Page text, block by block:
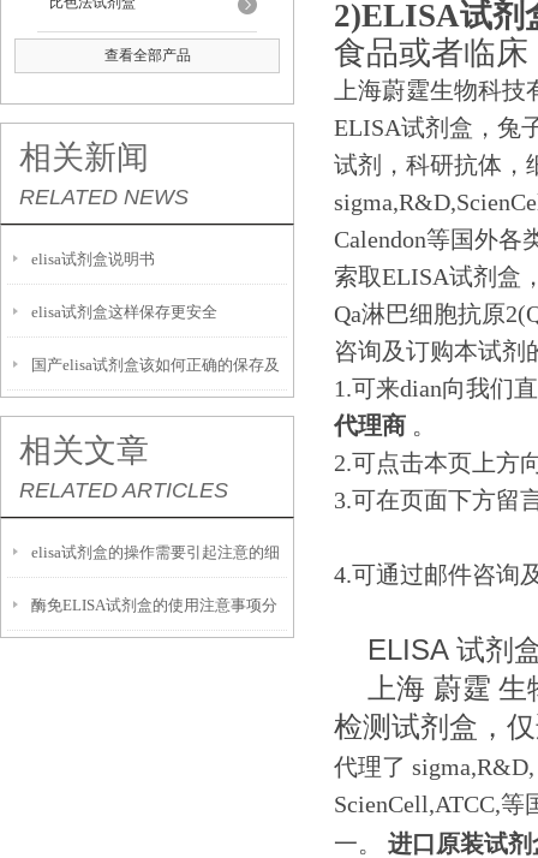
查看全部产品
相关新闻
RELATED NEWS
elisa试剂盒说明书
elisa试剂盒这样保存更安全
国产elisa试剂盒该如何正确的保存及
运输呢？
相关文章
RELATED ARTICLES
elisa试剂盒的操作需要引起注意的细
节
酶免ELISA试剂盒的使用注意事项分
2)ELISA试剂
食品或者临
上海蔚霆生物科
ELISA试剂盒，兔
试剂，科研抗体，
Calendon等国外
索取ELISA试剂盒
Qa淋巴细胞抗原
咨询及订购本试剂
1.可来dian向我们
代理商 。
2.可点击本页上方
3.可在页面下方留
4.可通过邮件咨询
ELISA 试剂
上海 蔚霆 生
检测试剂盒，
代理了 sigma,R&D,
ScienCell,ATCC,
一。
进口原装试